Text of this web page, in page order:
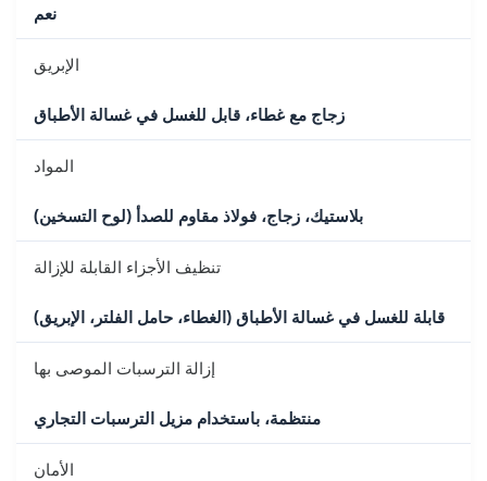
نعم
الإبريق
زجاج مع غطاء، قابل للغسل في غسالة الأطباق
المواد
بلاستيك، زجاج، فولاذ مقاوم للصدأ (لوح التسخين)
تنظيف الأجزاء القابلة للإزالة
قابلة للغسل في غسالة الأطباق (الغطاء، حامل الفلتر، الإبريق)
إزالة الترسبات الموصى بها
منتظمة، باستخدام مزيل الترسبات التجاري
الأمان